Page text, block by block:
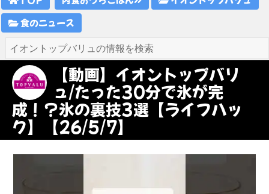
食のニュース
【動画】イオントップバリ
ュ/たった30分で氷が完
成！？氷の裏技3選【ライフハッ
ク】【26/5/7】